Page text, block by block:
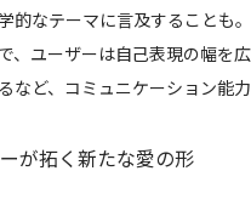
的なテーマに言及することも
、ユーザーは自己表現の幅を広
など、コミュニケーション能
が拓く新たな愛の形